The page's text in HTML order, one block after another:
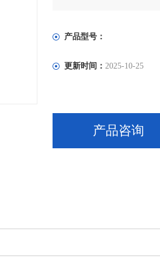
产品型号：
更新时间：2025-10-25
产品咨询